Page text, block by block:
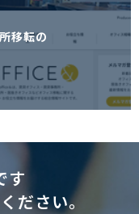
移転の
す
ださい。